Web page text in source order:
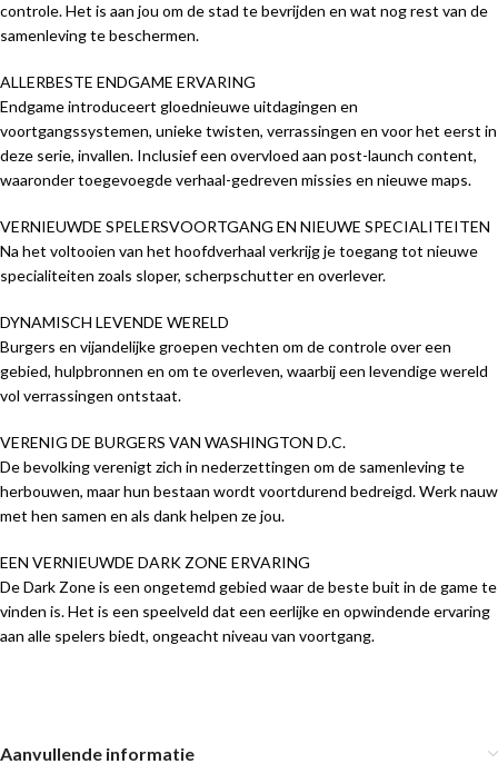
controle. Het is aan jou om de stad te bevrijden en wat nog rest van de
samenleving te beschermen.
ALLERBESTE ENDGAME ERVARING
Endgame introduceert gloednieuwe uitdagingen en
voortgangssystemen, unieke twisten, verrassingen en voor het eerst in
deze serie, invallen. Inclusief een overvloed aan post-launch content,
waaronder toegevoegde verhaal-gedreven missies en nieuwe maps.
VERNIEUWDE SPELERSVOORTGANG EN NIEUWE SPECIALITEITEN
Na het voltooien van het hoofdverhaal verkrijg je toegang tot nieuwe
specialiteiten zoals sloper, scherpschutter en overlever.
DYNAMISCH LEVENDE WERELD
Burgers en vijandelijke groepen vechten om de controle over een
gebied, hulpbronnen en om te overleven, waarbij een levendige wereld
vol verrassingen ontstaat.
VERENIG DE BURGERS VAN WASHINGTON D.C.
De bevolking verenigt zich in nederzettingen om de samenleving te
herbouwen, maar hun bestaan wordt voortdurend bedreigd. Werk nauw
met hen samen en als dank helpen ze jou.
EEN VERNIEUWDE DARK ZONE ERVARING
De Dark Zone is een ongetemd gebied waar de beste buit in de game te
vinden is. Het is een speelveld dat een eerlijke en opwindende ervaring
aan alle spelers biedt, ongeacht niveau van voortgang.
Aanvullende informatie